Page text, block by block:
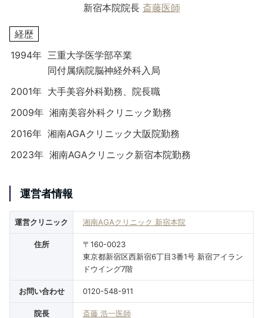
新宿本院院長 斎藤医師
経歴
1994年 三重大学医学部卒業
同付属病院脳神経外科入局
2001年 大手美容外科勤務、院長職
2009年 湘南美容外科クリニック勤務
2016年 湘南AGAクリニック大阪院勤務
2023年 湘南AGAクリニック新宿本院勤務
運営者情報
運営クリニック 湘南AGAクリニック 新宿本院
住所
〒160-0023
東京都新宿区西新宿6丁目3番1号 新宿アイラン
ドウイング7階
お問い合わせ 0120-548-911
院長 斎藤 浩一医師